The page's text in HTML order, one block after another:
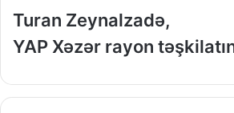
Turan Zeynalzadə,
YAP Xəzər rayon